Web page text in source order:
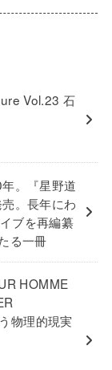
Vol.23 石
。『星野道
。長年にわ
ブを再編纂
る一冊
HOMME
物理的現実